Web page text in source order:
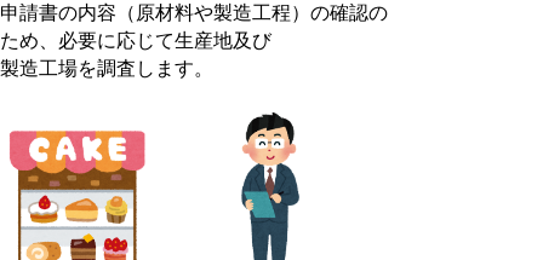
申請書の内容（原材料や製造工程）の確認の
ため、必要に応じて生産地及び
製造工場を調査します。